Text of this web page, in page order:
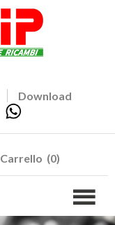
Download
Carrello (0)